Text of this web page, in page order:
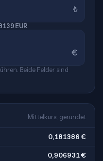
₺
EUR
€
Beide Felder sind
Mittelkurs, gerundet
0,181386 €
0,906931 €